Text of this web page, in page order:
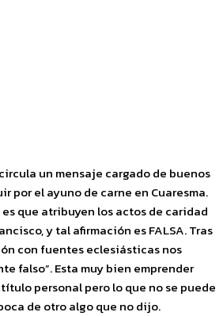
un mensaje cargado de buenos
por el ayuno de carne en Cuaresma.
que atribuyen los actos de caridad
y tal afirmación es FALSA. Tras
con fuentes eclesiásticas nos
falso”. Esta muy bien emprender
personal pero lo que no se puede
de otro algo que no dijo.